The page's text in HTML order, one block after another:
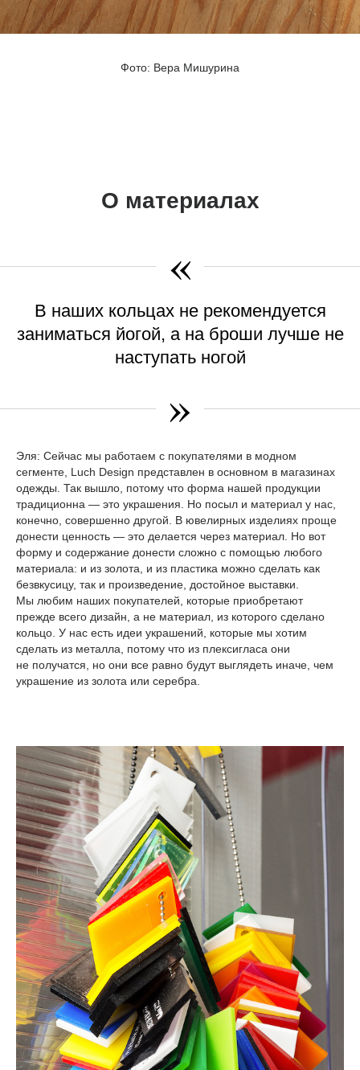
Фото: Вера Мишурина
О материалах
«
В наших кольцах не рекомендуется
заниматься йогой, а на броши лучше не
наступать ногой
»
Эля: Сейчас мы работаем с покупателями в модном
сегменте, Luch Design представлен в основном в магазинах
одежды. Так вышло, потому что форма нашей продукции
традиционна — это украшения. Но посыл и материал у нас,
конечно, совершенно другой. В ювелирных изделиях проще
донести ценность — это делается через материал. Но вот
форму и содержание донести сложно с помощью любого
материала: и из золота, и из пластика можно сделать как
безвкусицу, так и произведение, достойное выставки.
Мы любим наших покупателей, которые приобретают
прежде всего дизайн, а не материал, из которого сделано
кольцо. У нас есть идеи украшений, которые мы хотим
сделать из металла, потому что из плексигласа они
не получатся, но они все равно будут выглядеть иначе, чем
украшение из золота или серебра.